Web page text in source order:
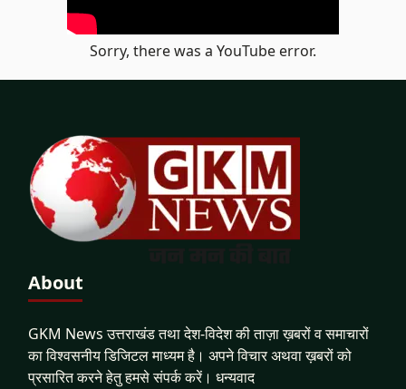
Sorry, there was a YouTube error.
About
GKM News उत्तराखंड तथा देश-विदेश की ताज़ा ख़बरों व समाचारों
का विश्वसनीय डिजिटल माध्यम है। अपने विचार अथवा ख़बरों को
प्रसारित करने हेतु हमसे संपर्क करें। धन्यवाद